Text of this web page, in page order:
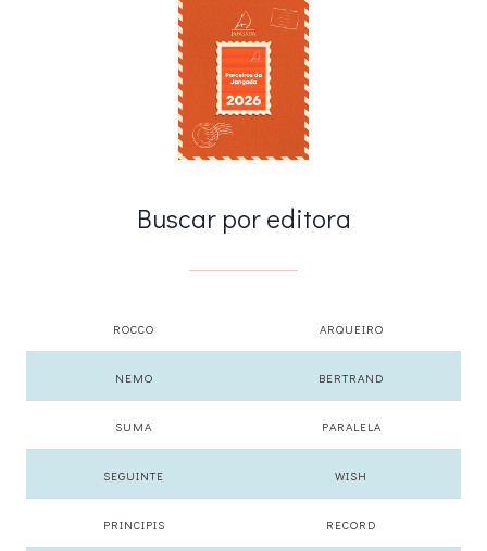
Buscar por editora
ROCCO ARQUEIRO
NEMO BERTRAND
SUMA PARALELA
SEGUINTE WISH
PRINCIPIS RECORD